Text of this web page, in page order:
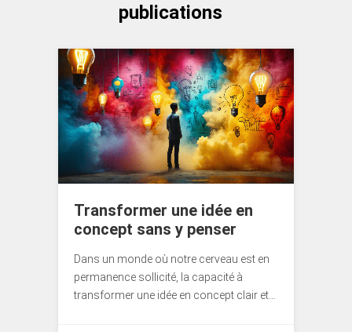
publications
Transformer une idée en
concept sans y penser
Dans un monde où notre cerveau est en
permanence sollicité, la capacité à
transformer une idée en concept clair et…